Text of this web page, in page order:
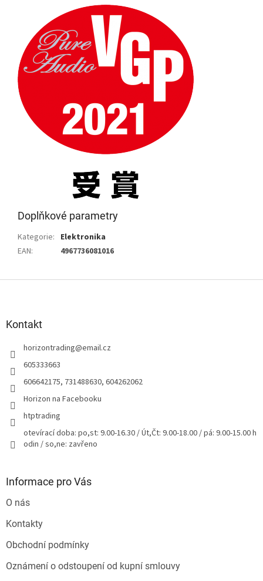
Doplňkové parametry
Kategorie: Elektronika
EAN: 4967736081016
Kontakt
horizontrading@email.cz
605333663
606642175, 731488630, 604262062
Horizon na Facebooku
htptrading
otevírací doba: po,st: 9.00-16.30 / Út,Čt: 9.00-18.00 / pá: 9.00-15.00 h
odin / so,ne: zavřeno
Informace pro Vás
O nás
Kontakty
Obchodní podmínky
Oznámení o odstoupení od kupní smlouvy